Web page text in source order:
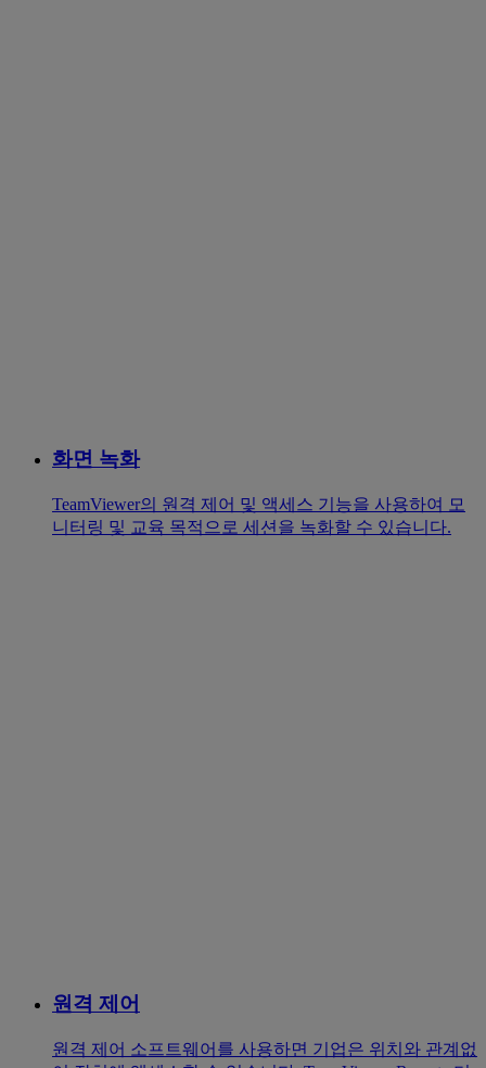
화면 녹화
TeamViewer의 원격 제어 및 액세스 기능을 사용하여 모
니터링 및 교육 목적으로 세션을 녹화할 수 있습니다.
원격 제어
원격 제어 소프트웨어를 사용하면 기업은 위치와 관계없